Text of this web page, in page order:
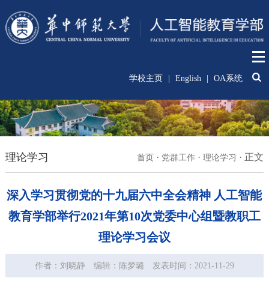
学校主页 English OA系统
理论学习 首页 · 党群工作 ·理论学习 · 正文
深入学习贯彻党的十九届六中全会精神 人工智能
教育学部举行2021年第10次党委中心组暨教职工
理论学习会议
作者：刘晓静 编辑：陈梦璐 发表时间：2021-11-29